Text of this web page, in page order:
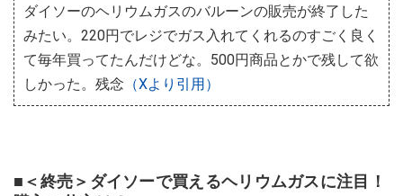
ダイソーのヘリウムガスのバルーンの販売が終了した
みたい。220円でレジでガス入れてくれるのすごく良く
て毎年買ってたんだけどな。500円商品とかで残して欲
しかった。残念 （Xより引用）
■＜終売＞ダイソーで買えるヘリウムガスに注目！